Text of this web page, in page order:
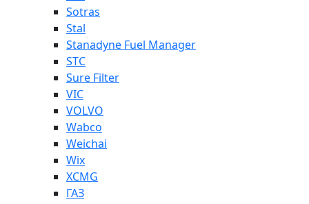
Sotras
Stal
Stanadyne Fuel Manager
STC
Sure Filter
VIC
VOLVO
Wabco
Weichai
Wix
XCMG
ГАЗ